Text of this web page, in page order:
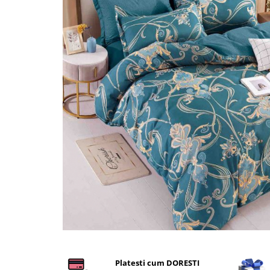
Cearceaf cu elastic
Lenjerii De Pat Creponate
Lenjerii De Pat Bumbac Poplin 2
Lenjerii De Pat Bumbac Poplin,
Matlasate, 2 Persoane
Lenjerii De Pat Bumbac Satinat 2
Lenjerii De Pat Volanase
Lenjerii De Pat, Finet Premium 3D,
Artificiala De Iepure, 6 Piese, 2
Facebook
Platesti cum DORESTI